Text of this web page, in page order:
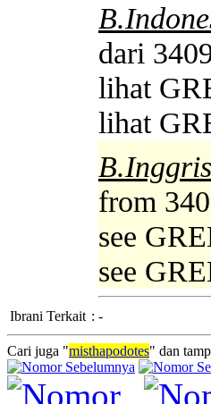
dari
lihat
lihat
from
see
see
Ibrani Terkait : -
Cari juga "misthapodotes" dan